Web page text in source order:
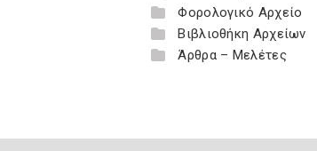
Φορολογικό Αρχείο
Βιβλιοθήκη Αρχείων
Άρθρα – Μελέτες